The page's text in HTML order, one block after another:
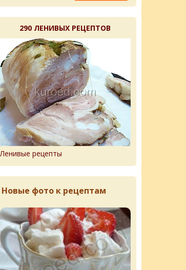
290 ЛЕНИВЫХ РЕЦЕПТОВ
Ленивые рецепты
Новые фото к рецептам